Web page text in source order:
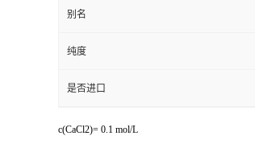
别名
纯度
是否进口
c(CaCl2)= 0.1 mol/L